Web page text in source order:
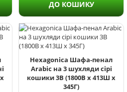
ДО КОШИКУ
Hexagonica Шафа-пенал
Arabic на 3 шухляди сірі
кошики 3В (1800В х 413Ш х
345Г)